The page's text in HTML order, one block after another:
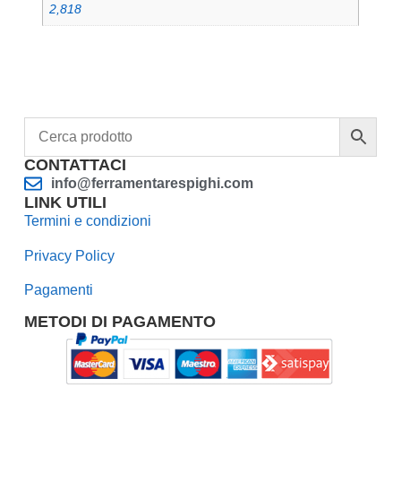
2,818
CONTATTACI
info@ferramentarespighi.com
LINK UTILI
Termini e condizioni
Privacy Policy
Pagamenti
METODI DI PAGAMENTO